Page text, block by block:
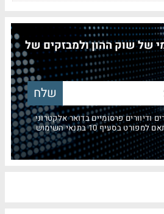
של שוק ההון ולמבזקים של
ודיוורים פרסומיים בדואר אלקטרוני
בסעיף 10 בתנאי השימוש